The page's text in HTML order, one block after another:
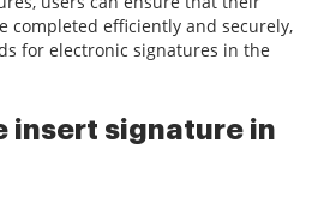
completed efficiently and securely,
for electronic signatures in the
insert signature in